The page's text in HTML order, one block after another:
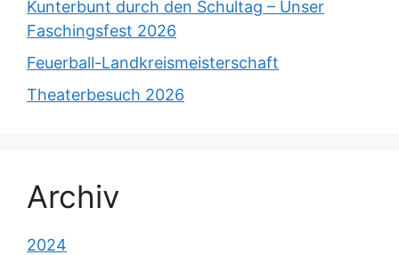
Kunterbunt durch den Schultag – Unser
Faschingsfest 2026
Feuerball-Landkreismeisterschaft
Theaterbesuch 2026
Archiv
2024